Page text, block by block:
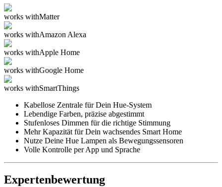
works withMatter
works withAmazon Alexa
works withApple Home
works withGoogle Home
works withSmartThings
Kabellose Zentrale für Dein Hue-System
Lebendige Farben, präzise abgestimmt
Stufenloses Dimmen für die richtige Stimmung
Mehr Kapazität für Dein wachsendes Smart Home
Nutze Deine Hue Lampen als Bewegungssensoren
Volle Kontrolle per App und Sprache
Expertenbewertung